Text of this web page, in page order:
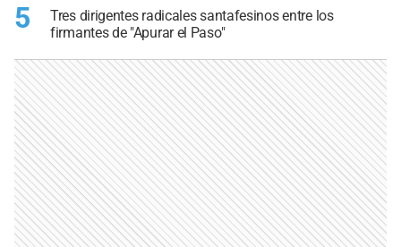
5
Tres dirigentes radicales santafesinos entre los
firmantes de "Apurar el Paso"